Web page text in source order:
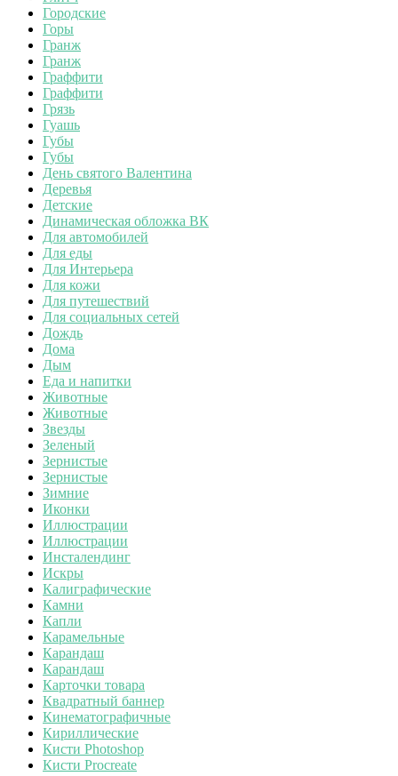
Городские
Горы
Гранж
Гранж
Граффити
Граффити
Грязь
Гуашь
Губы
Губы
День святого Валентина
Деревья
Детские
Динамическая обложка ВК
Для автомобилей
Для еды
Для Интерьера
Для кожи
Для путешествий
Для социальных сетей
Дождь
Дома
Дым
Еда и напитки
Животные
Животные
Звезды
Зеленый
Зернистые
Зернистые
Зимние
Иконки
Иллюстрации
Иллюстрации
Инсталендинг
Искры
Калиграфические
Камни
Капли
Карамельные
Карандаш
Карандаш
Карточки товара
Квадратный баннер
Кинематографичные
Кириллические
Кисти Photoshop
Кисти Procreate